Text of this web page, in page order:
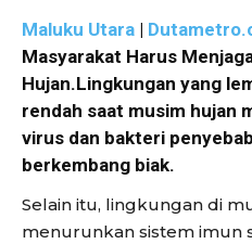
Maluku Utara |
Masyarakat Harus
Hujan.Lingkungan yang
rendah saat musim hujan
virus dan bakteri
berkembang biak.
Selain itu, lingkungan di
menurunkan sistem imun